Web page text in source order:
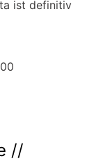
ist definitiv
//